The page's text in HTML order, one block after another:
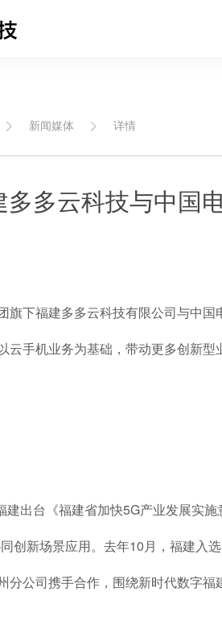
新闻媒体 详情
多多云科技与中国
旗下福建多多云科技有限公司与中
云手机业务为基础，带动更多创新型
建出台《福建省加快5G产业发展实
创新场景应用。去年10月，福建入
分公司携手合作，围绕新时代数字